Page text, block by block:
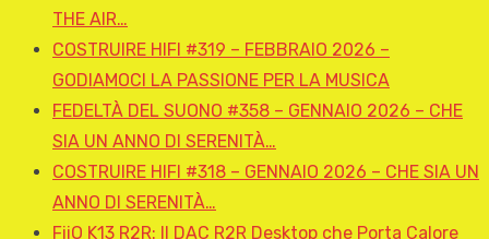
THE AIR…
COSTRUIRE HIFI #319 – FEBBRAIO 2026 –
GODIAMOCI LA PASSIONE PER LA MUSICA
FEDELTÀ DEL SUONO #358 – GENNAIO 2026 – CHE
SIA UN ANNO DI SERENITÀ…
COSTRUIRE HIFI #318 – GENNAIO 2026 – CHE SIA UN
ANNO DI SERENITÀ…
FiiO K13 R2R: Il DAC R2R Desktop che Porta Calore